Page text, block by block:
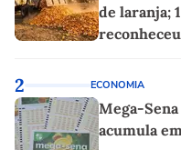
de laranja;
2 ECONOMIA
Mega-
acumula